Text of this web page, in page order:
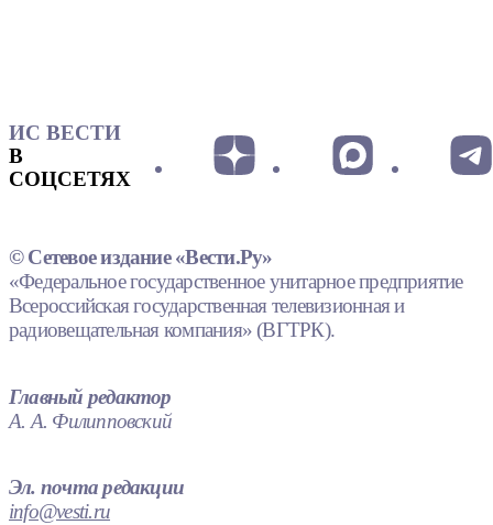
ИС ВЕСТИ
В
СОЦСЕТЯХ
© Сетевое издание «Вести.Ру»
«Федеральное государственное унитарное предприятие
Всероссийская государственная телевизионная и
радиовещательная компания» (ВГТРК).
Главный редактор
А. А. Филипповский
Эл. почта редакции
info@vesti.ru